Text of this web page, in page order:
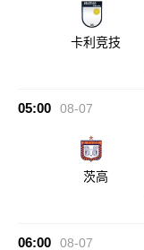
卡利竞技
05:00 08-07
茨高
06:00 08-07